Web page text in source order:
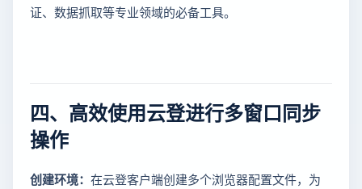
证、数据抓取等专业领域的必备工具。
四、高效使用云登进行多窗口同步
操作
创建环境： 在云登客户端创建多个浏览器配置文件，为